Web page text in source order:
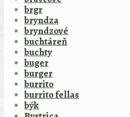
brgr
bryndza
bryndzové
buchtáreň
buchty
buger
burger
burrito
burrito fellas
býk